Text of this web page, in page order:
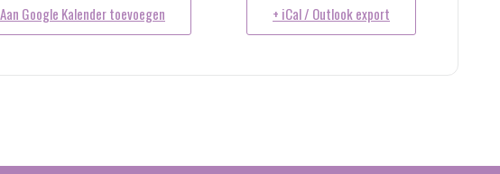
Google Kalender toevoegen + iCal / Outlook export